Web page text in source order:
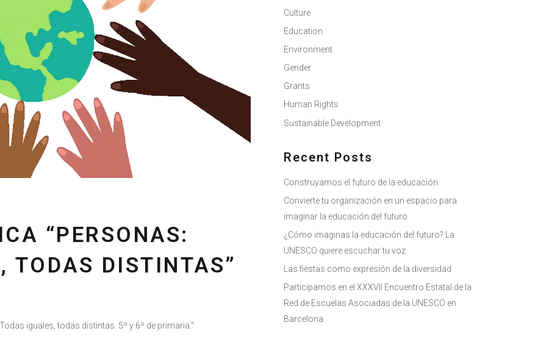
“PERSONAS:
TODAS DISTINTAS”
iguales, todas distintas. 5º y 6º de primaria.”
Culture
Education
Environment
Gender
Grants
Human Rights
Sustainable Development
Recent Posts
Construyamos el futuro de la educación
Convierte tu organización en un espacio para
imaginar la educación del futuro
¿Cómo imaginas la educación del futuro? La
UNESCO quiere escuchar tu voz
Las fiestas como expresión de la diversidad
Participamos en el XXXVII Encuentro Estatal de la
Red de Escuelas Asociadas de la UNESCO en
Barcelona